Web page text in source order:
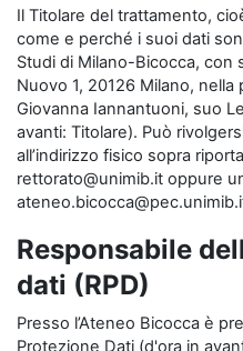
Il Titolare del trattamento,
come e perché i suoi dati
Studi di Milano-Bicocca, con
Nuovo 1, 20126 Milano,
Giovanna Iannantuoni, suo
avanti: Titolare). Può
all’indirizzo fisico sopra
rettorato@unimib.it oppure
Responsabile
dati (RPD)
Presso l’Ateneo Bicocca è
Protezione Dati (d'ora in